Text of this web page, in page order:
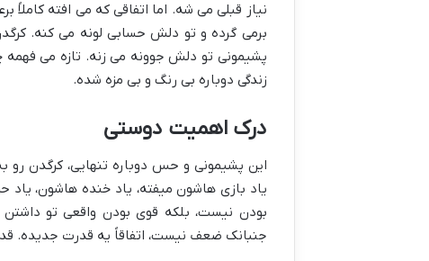
نیاز قبلی می شه. اما اتفاقی که می افته
برمی گرده و تو دلش حسابی لونه می کنه.
پشیمونی تو دلش جوونه می زنه. تازه می
زندگی دوباره بی رنگ و بی مزه شده.
درک اهمیت دوستی
این پشیمونی و حس دوباره تنهایی، کرگدن رو
یاد بازی هاشون میفته، یاد خنده هاشون،
بودن نیست، بلکه قوی بودن واقعی تو
جنبانک ضعف نیست، اتفاقاً یه قدرت جدیده.